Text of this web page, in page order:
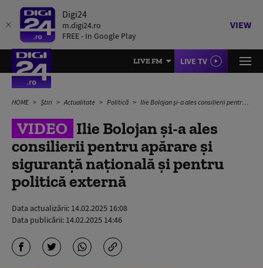
Digi24
m.digi24.ro
FREE - In Google Play
VIEW
LIVE FM LIVE TV
HOME Știri Actualitate Politică Ilie Bolojan și-a ales consilierii pentru apărare și siguranță națională și pentru politică externă
VIDEO Ilie Bolojan și-a ales
consilierii pentru apărare și
siguranță națională și pentru
politică externă
Data actualizării: 14.02.2025 16:08
Data publicării: 14.02.2025 14:46